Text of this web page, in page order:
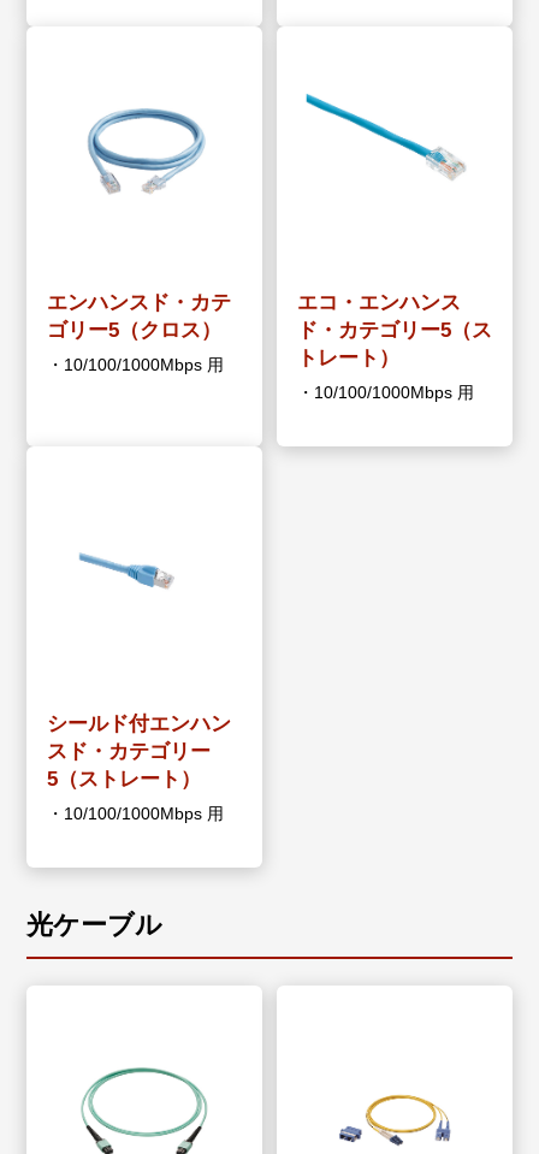
エンハンスド・カテ
ゴリー5（クロス）
・10/100/1000Mbps 用
エコ・エンハンス
ド・カテゴリー5（ス
トレート）
・10/100/1000Mbps 用
シールド付エンハン
スド・カテゴリー
5（ストレート）
・10/100/1000Mbps 用
光ケーブル